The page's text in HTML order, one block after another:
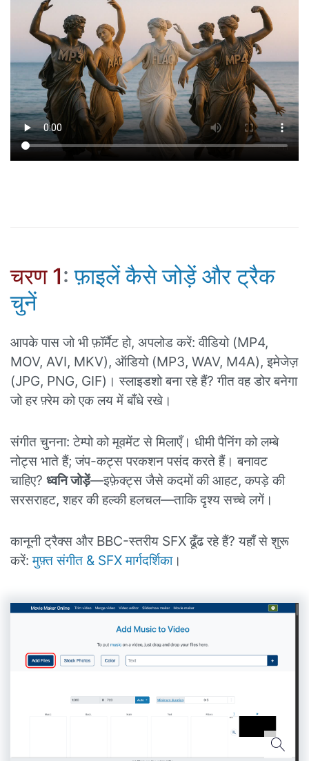
चरण 1: फ़ाइलें कैसे जोड़ें और ट्रैक
चुनें
आपके पास जो भी फ़ॉर्मैट हो, अपलोड करें: वीडियो (MP4,
MOV, AVI, MKV), ऑडियो (MP3, WAV, M4A), इमेजेज़
(JPG, PNG, GIF)। स्लाइडशो बना रहे हैं? गीत वह डोर बनेगा
जो हर फ़्रेम को एक लय में बाँधे रखे।
संगीत चुनना: टेम्पो को मूवमेंट से मिलाएँ। धीमी पैनिंग को लम्बे
नोट्स भाते हैं; जंप-कट्स परकशन पसंद करते हैं। बनावट
चाहिए? ध्वनि जोड़ें—इफ़ेक्ट्स जैसे कदमों की आहट, कपड़े की
सरसराहट, शहर की हल्की हलचल—ताकि दृश्य सच्चे लगें।
कानूनी ट्रैक्स और BBC-स्तरीय SFX ढूँढ रहे हैं? यहाँ से शुरू
करें:मुफ़्त संगीत & SFX मार्गदर्शिका।